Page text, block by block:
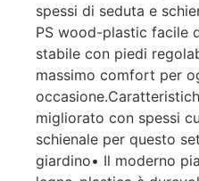
spessi di seduta e
PS wood-plastic facile
stabile con piedi
massimo comfort per
migliorato con spessi
schienale per questo
giardino• Il moderno